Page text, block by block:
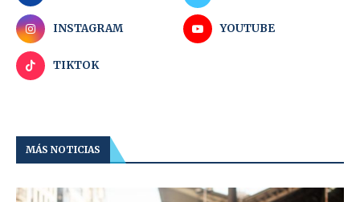
INSTAGRAM YOUTUBE
TIKTOK
MÁS NOTICIAS